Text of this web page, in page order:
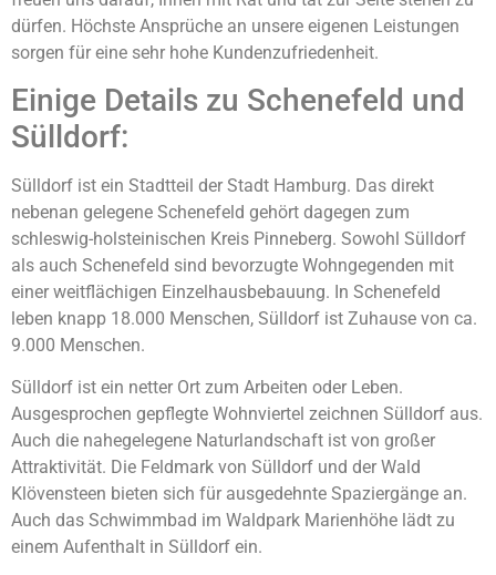
dürfen. Höchste Ansprüche an unsere eigenen Leistungen
sorgen für eine sehr hohe Kundenzufriedenheit.
Einige Details zu Schenefeld und
Sülldorf:
Sülldorf ist ein Stadtteil der Stadt Hamburg. Das direkt
nebenan gelegene Schenefeld gehört dagegen zum
schleswig-holsteinischen Kreis Pinneberg. Sowohl Sülldorf
als auch Schenefeld sind bevorzugte Wohngegenden mit
einer weitflächigen Einzelhausbebauung. In Schenefeld
leben knapp 18.000 Menschen, Sülldorf ist Zuhause von ca.
9.000 Menschen.
Sülldorf ist ein netter Ort zum Arbeiten oder Leben.
Ausgesprochen gepflegte Wohnviertel zeichnen Sülldorf aus.
Auch die nahegelegene Naturlandschaft ist von großer
Attraktivität. Die Feldmark von Sülldorf und der Wald
Klövensteen bieten sich für ausgedehnte Spaziergänge an.
Auch das Schwimmbad im Waldpark Marienhöhe lädt zu
einem Aufenthalt in Sülldorf ein.